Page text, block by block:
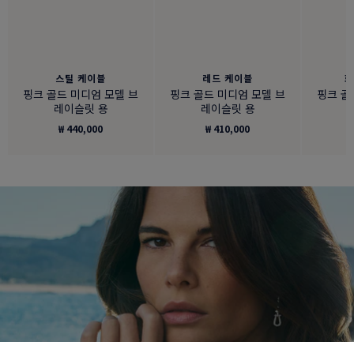
스틸 케이블
핑크 골드 미디엄 모델 브
레이슬릿 용
₩ 440,000
레드 케이블
핑크 골드 미디엄 모델 브
레이슬릿 용
₩ 410,000
핑크